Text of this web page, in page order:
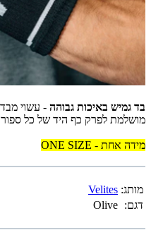
בד גמיש באיכות גבוהה - עשוי
מושלמת לפרק כף היד של כל
מידה אחת - ONE SIZE
מותג: Velites
דגם: Olive